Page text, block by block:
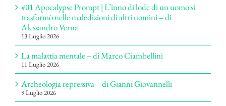
#01 Apocalypse Prompt | L’inno di lode di un uomo si
trasformò nelle maledizioni di altri uomini – di
Alessandro Verna
13 Luglio 2026
La malattia mentale – di Marco Ciambellini
11 Luglio 2026
Archeologia repressiva – di Gianni Giovannelli
9 Luglio 2026